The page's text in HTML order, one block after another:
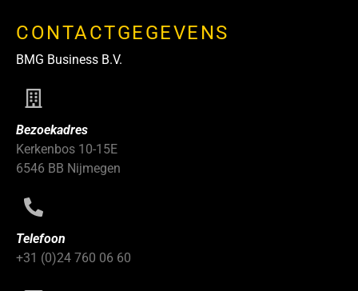
CONTACTGEGEVENS
BMG Business B.V.
Bezoekadres
Kerkenbos 10-15E
6546 BB Nijmegen
Telefoon
+31 (0)24 760 06 60